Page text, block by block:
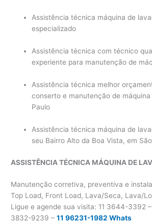
Assistência técnica máquina de
especializado
Assistência técnica com técnico
experiente para manutenção de
Assistência técnica melhor
conserto e manutenção de
Paulo
Assistência técnica máquina de
seu Bairro Alto da Boa Vista, em
ASSISTÊNCIA TÉCNICA MÁQUINA DE
Manutenção corretiva, preventiva e
Top Load, Front Load, Lava/Seca, Lava/
Ligue e agende sua visita: 11 3644-3392
3832-9239 –11 96231-1982 Whats